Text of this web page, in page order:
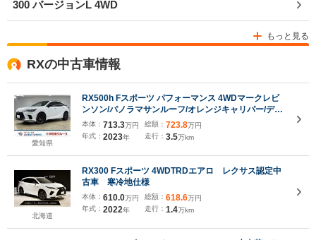
300 バージョンL 4WD
もっと見る
RXの中古車情報
愛知県
RX500h Fスポーツ パフォーマンス 4WDマークレビ
ンソン/パノラマサンルーフ/オレンジキャリパー/デジ
タルインナーミラー/ブラインドスポットモニター/シ
ートクーラー/シートヒーター/三眼LEDヘッドライト/
ヘッドアップディスプレイ/パワーシート
本体： 713.3万円
年式： 2023年
総額： 723.8万円
走行： 3.5万km
北海道
RX300 Fスポーツ 4WDTRDエアロ レクサス認定中
古車 寒冷地仕様
本体： 610.0万円
年式： 2022年
総額： 618.6万円
走行： 1.4万km